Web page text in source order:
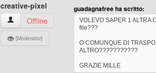
creative-pixel
creative-pixel Profilo
Offline
[Moderator]
guadagnafree ha scritto:
VOLEVO SAPER 1 ALTRA
file???
O COMUNQUE DI
ALTRO???????????
GRAZIE MILLE